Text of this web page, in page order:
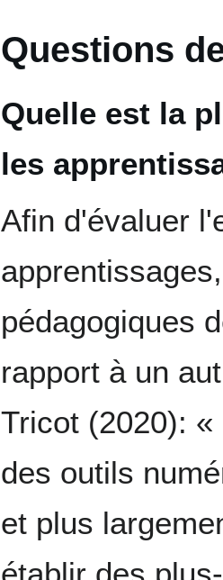
Questions
Quelle est la
les
Afin d'évaluer
pédagogiques
rapport à un
Tricot (2020):
des outils
et plus